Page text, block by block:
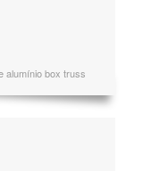
alumínio box truss